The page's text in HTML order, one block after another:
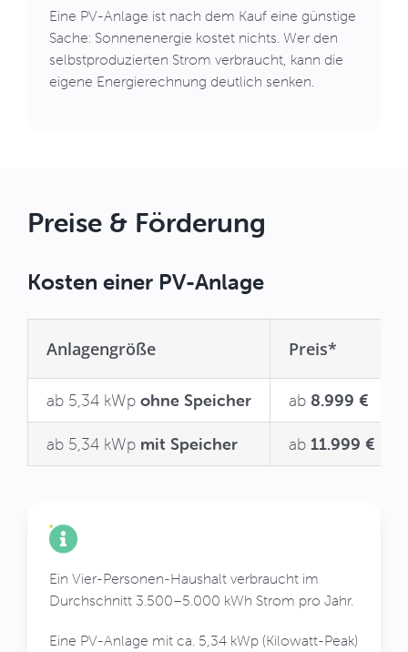
Eine PV-Anlage ist nach dem Kauf eine günstige
Sache: Sonnenenergie kostet nichts. Wer den
selbstproduzierten Strom verbraucht, kann die
eigene Energierechnung deutlich senken.
Preise & Förderung
Kosten einer PV-Anlage
Anlagengröße Preis*
ab 5,34 kWp ohne Speicher ab 8.999 €
ab 5,34 kWp mit Speicher ab 11.999 €
Ein Vier-Personen-Haushalt verbraucht im
Durchschnitt 3.500–5.000 kWh Strom pro Jahr.
Eine PV-Anlage mit ca. 5,34 kWp (Kilowatt-Peak)